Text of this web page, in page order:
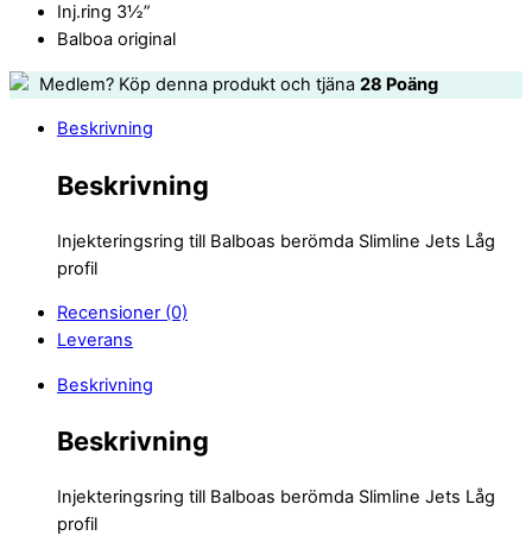
Inj.ring 3½”
Balboa original
Medlem? Köp denna produkt och tjäna 28 Poäng
Beskrivning
Beskrivning
Injekteringsring till Balboas berömda Slimline Jets Låg
profil
Recensioner (0)
Leverans
Beskrivning
Beskrivning
Injekteringsring till Balboas berömda Slimline Jets Låg
profil